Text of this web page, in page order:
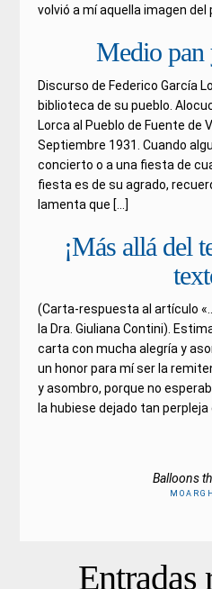
volvió a mí aquella imagen del
Medio
Discurso de Federico García
biblioteca de su pueblo.
Lorca al Pueblo de Fuente de
Septiembre 1931. Cuando
concierto o a una fiesta de
fiesta es de su agrado,
lamenta que […]
¡Más allá del
(Carta-respuesta al artículo
la Dra. Giuliana Contini).
carta con mucha alegría y
un honor para mí ser la
y asombro, porque no
la hubiese dejado tan
Balloons
Entradas